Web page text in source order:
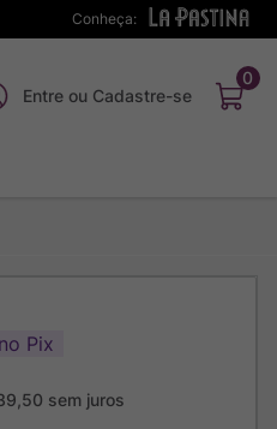
Conheça:
0
Pix
,50 sem juros